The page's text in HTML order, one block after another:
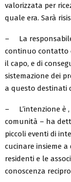
valorizzata per
quale era. Sarà
– La
continuo contatto
il capo, e di
sistemazione dei
a questo destinati
– L’intenzione è ,
comunità – ha
piccoli eventi di
cucinare insieme
residenti e le
conoscenza